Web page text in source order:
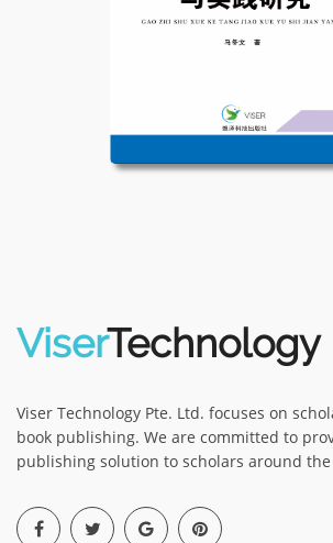
ViserTechnology
Viser Technology Pte. Ltd. focuses on
book publishing. We are committed to
publishing solution to scholars around